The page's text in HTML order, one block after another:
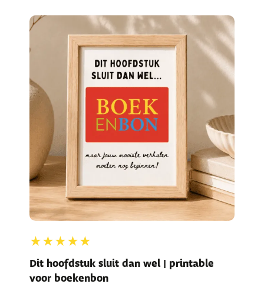
★★★★★
Dit hoofdstuk sluit dan wel | printable
voor boekenbon